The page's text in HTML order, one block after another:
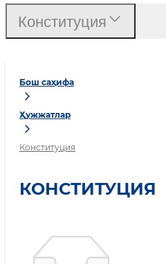
Бош саҳифа
Ҳужжатлар
Конституция
КОНСТИТУЦИЯ
Конституция